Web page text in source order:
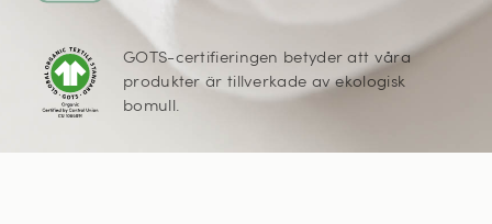
GOTS-certifieringen betyder att våra
produkter är tillverkade av ekologisk
bomull.